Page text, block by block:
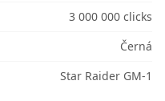
3 000 000 clicks
Černá
Star Raider GM-1